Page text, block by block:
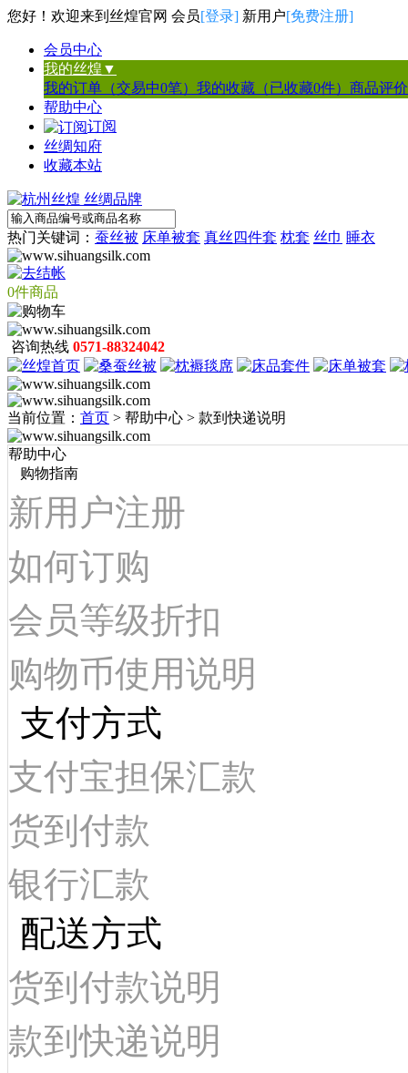
您好！欢迎来到丝煌官网 会员[登录] 新用户[免费注册]
会员中心
我的丝煌▼
我的订单（交易中0笔） 我的收藏（已收藏0件） 商品评
帮助中心
订阅
丝绸知府
收藏本站
热门关键词： 蚕丝被 床单被套 真丝四件套 枕套 丝巾 睡衣
0件商品
咨询热线 0571-88324042
当前位置： 首页 > 帮助中心 > 款到快递说明
帮助中心
购物指南
新用户注册
如何订购
会员等级折扣
购物币使用说明
支付方式
支付宝担保汇款
货到付款
银行汇款
配送方式
货到付款说明
款到快递说明